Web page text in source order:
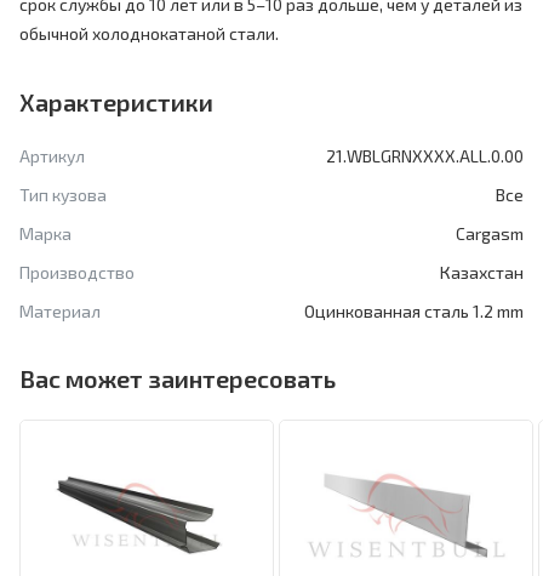
обычной холоднокатаной стали.
Характеристики
Артикул
21.WBLGRNXXXX.ALL.0.00
Тип кузова
Все
Марка
Cargasm
Производство
Казахстан
Материал
Оцинкованная сталь 1.2 mm
Вас может заинтересовать